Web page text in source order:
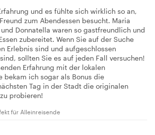
und es fühlte sich wirklich so an,
zum Abendessen besucht. Maria
Donnatella waren so gastfreundlich und
zubereitet. Wenn Sie auf der Suche
Erlebnis sind und aufgeschlossen
sollten Sie es auf jeden Fall versuchen!
Erfahrung mit der lokalen
bekam ich sogar als Bonus die
Tag in der Stadt die originalen
probieren!
für Alleinreisende